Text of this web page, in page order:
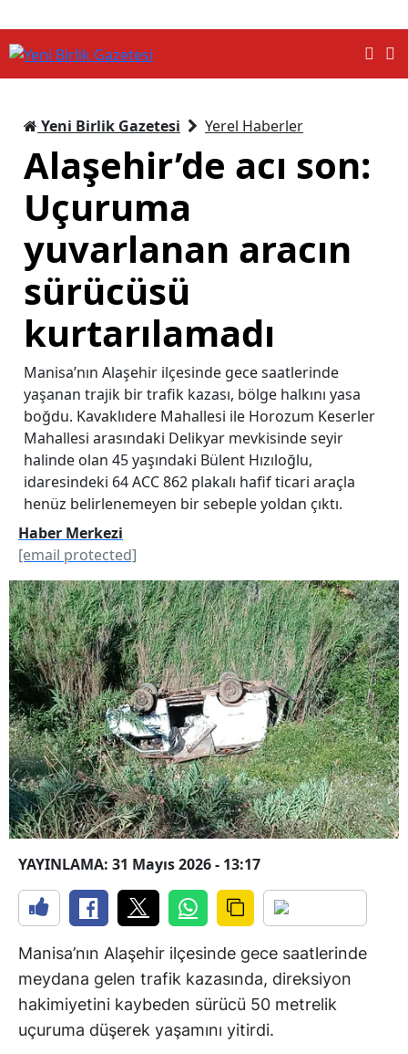
Yeni Birlik Gazetesi Yerel Haberler
Alaşehir’de acı son:
Uçuruma
yuvarlanan aracın
sürücüsü
kurtarılamadı
Manisa’nın Alaşehir ilçesinde gece saatlerinde
yaşanan trajik bir trafik kazası, bölge halkını yasa
boğdu. Kavaklıdere Mahallesi ile Horozum Keserler
Mahallesi arasındaki Delikyar mevkisinde seyir
halinde olan 45 yaşındaki Bülent Hızıloğlu,
idaresindeki 64 ACC 862 plakalı hafif ticari araçla
henüz belirlenemeyen bir sebeple yoldan çıktı.
Haber Merkezi
[email protected]
YAYINLAMA: 31 Mayıs 2026 - 13:17
Manisa’nın Alaşehir ilçesinde gece saatlerinde
meydana gelen trafik kazasında, direksiyon
hakimiyetini kaybeden sürücü 50 metrelik
uçuruma düşerek yaşamını yitirdi.